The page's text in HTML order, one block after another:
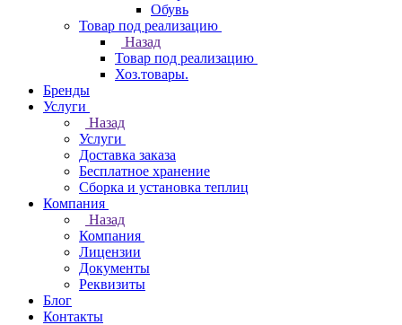
Обувь
Товар под реализацию
Назад
Товар под реализацию
Хоз.товары.
Бренды
Услуги
Назад
Услуги
Доставка заказа
Бесплатное хранение
Сборка и установка теплиц
Компания
Назад
Компания
Лицензии
Документы
Реквизиты
Блог
Контакты